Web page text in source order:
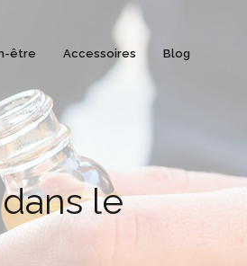
être Accessoires Blog
le